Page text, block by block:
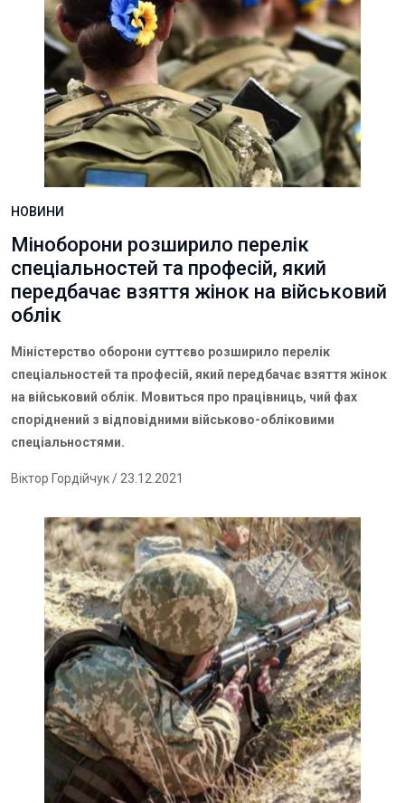
НОВИНИ
Міноборони розширило перелік
спеціальностей та професій, який
передбачає взяття жінок на військовий
облік
Міністерство оборони суттєво розширило перелік
спеціальностей та професій, який передбачає взяття жінок
на військовий облік. Мовиться про працівниць, чий фах
споріднений з відповідними військово-обліковими
спеціальностями.
Віктор Гордійчук/ 23.12.2021